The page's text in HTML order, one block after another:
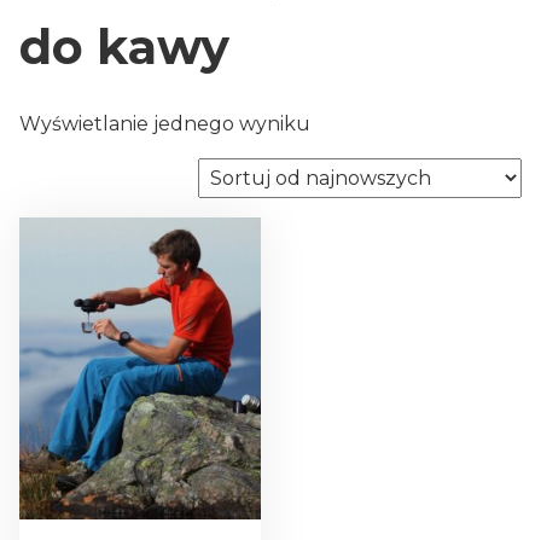
do kawy
Wyświetlanie jednego wyniku